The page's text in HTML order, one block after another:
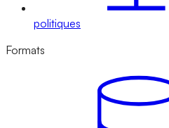
politiques
Formats